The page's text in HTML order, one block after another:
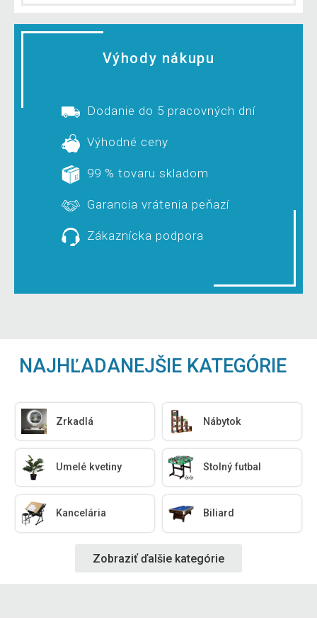
Výhody nákupu
Dodanie do 5 pracovných dní
Výhodné ceny
99 % tovaru skladom
Garancia vrátenia peňazí
Zákaznícka podpora
NAJHĽADANEJŠIE KATEGÓRIE
Zrkadlá Nábytok
Umelé kvetiny Stolný futbal
Kancelária Biliard
Zobraziť ďalšie kategórie